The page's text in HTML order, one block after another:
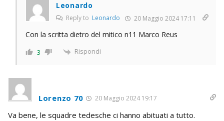
Leonardo
Reply to Leonardo 20 Maggio 2024 17:11
Con la scritta dietro del mitico n11 Marco Reus
3 Rispondi
Lorenzo 70 20 Maggio 2024 19:17
Va bene, le squadre tedesche ci hanno abituati a tutto.